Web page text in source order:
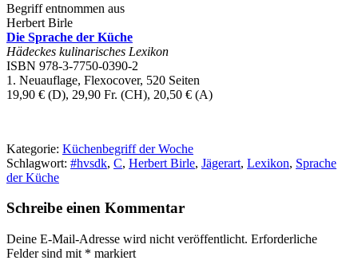
Begriff entnommen aus
Herbert Birle
Die Sprache der Küche
Hädeckes kulinarisches Lexikon
ISBN 978-3-7750-0390-2
1. Neuauflage, Flexocover, 520 Seiten
19,90 € (D), 29,90 Fr. (CH), 20,50 € (A)
Kategorie: Küchenbegriff der Woche
Schlagwort: #hvsdk, C, Herbert Birle, Jägerart, Lexikon, Sprache
der Küche
Schreibe einen Kommentar
Deine E-Mail-Adresse wird nicht veröffentlicht. Erforderliche
Felder sind mit * markiert